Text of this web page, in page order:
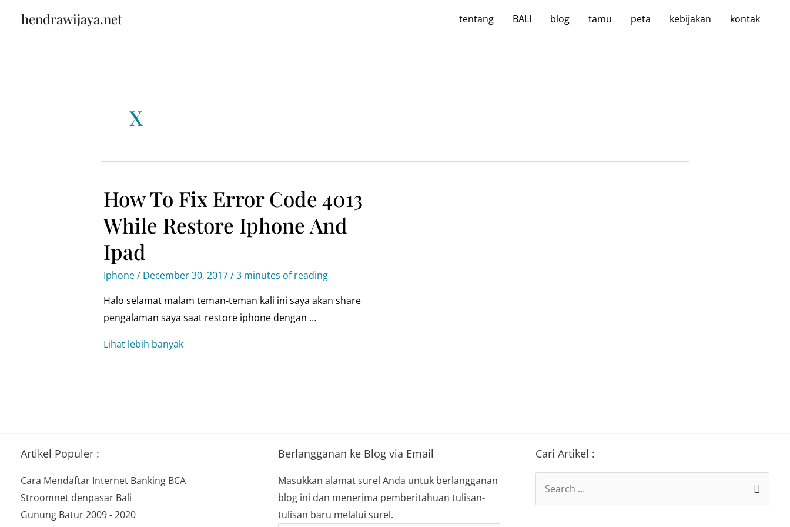
hendrawijaya.net tentang BALI blog tamu peta kebijakan kontak
X
How To Fix Error Code 4013
While Restore Iphone And
Ipad
Iphone/ December 30, 2017/3 minutes of reading
Halo selamat malam teman-teman kali ini saya akan share
pengalaman saya saat restore iphone dengan …
How
iphone
and
ipad
Lihat lebih banyak
Artikel Populer :
Cara Mendaftar Internet Banking BCA
Stroomnet denpasar Bali
Gunung Batur 2009 - 2020
Berlangganan ke Blog via Email
Masukkan alamat surel Anda untuk berlangganan
blog ini dan menerima pemberitahuan tulisan-
tulisan baru melalui surel.
Cari Artikel :